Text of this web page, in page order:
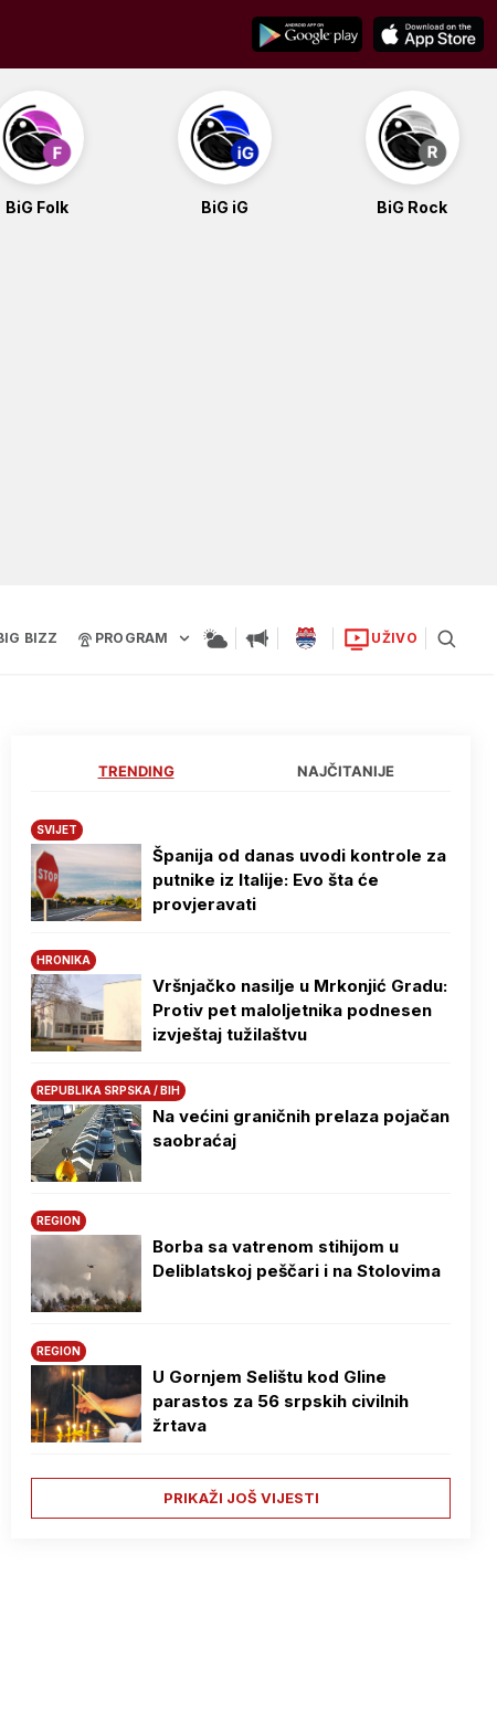
BiG Folk BiG iG BiG Rock
BIZZ PROGRAM UŽIVO
TRENDING NAJČITANIJE
SVIJET
Španija od danas uvodi kontrole za
putnike iz Italije: Evo šta će
provjeravati
HRONIKA
Vršnjačko nasilje u Mrkonjić Gradu:
Protiv pet maloljetnika podnesen
izvještaj tužilaštvu
REPUBLIKA SRPSKA / BIH
Na većini graničnih prelaza pojačan
saobraćaj
REGION
Borba sa vatrenom stihijom u
Deliblatskoj peščari i na Stolovima
REGION
U Gornjem Selištu kod Gline
parastos za 56 srpskih civilnih
žrtava
PRIKAŽI JOŠ VIJESTI